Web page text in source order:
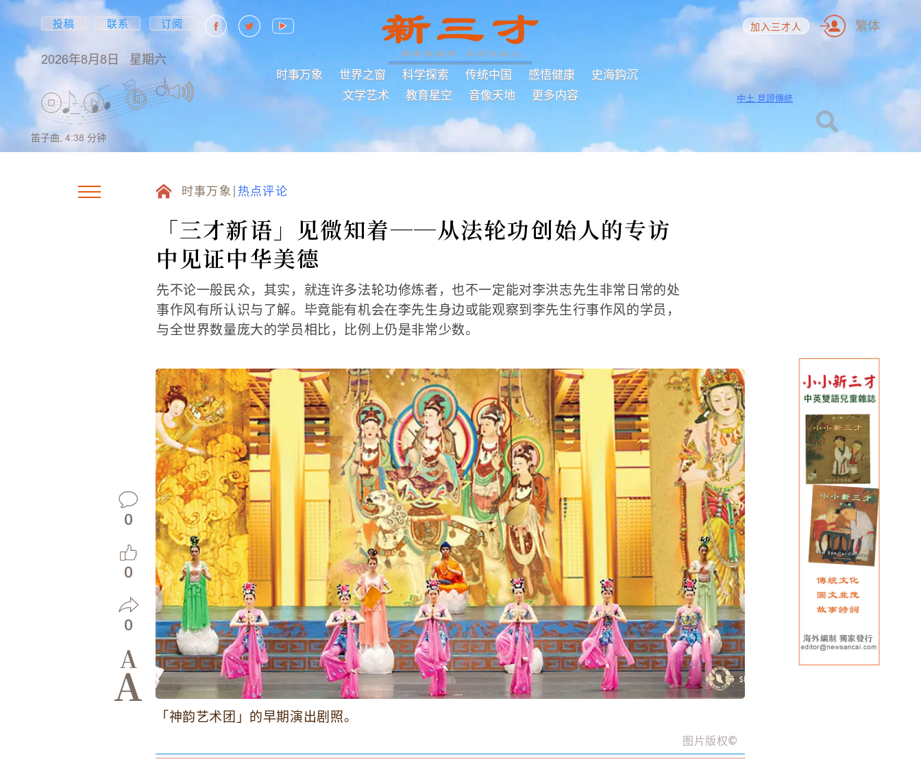
投稿 联系 订阅
2026年8月8日 星期六
时事万象 世界之窗 科学探索 传统中国 感悟健康
史海鈎沉
文学艺术
教育星空 音像天地 更多内容
加入三才人 繁体
中土 見證傳統
笛子曲, 4:38 分钟
时事万象 热点评论
「三才新语」见微知着──从法轮功创始人的专访
中见证中华美德
先不论一般民众，其实，就连许多法轮功修炼者，也不一定能对李洪志先生非常日常的处
事作风有所认识与了解。毕竟能有机会在李先生身边或能观察到李先生行事作风的学员，
与全世界数量庞大的学员相比，比例上仍是非常少数。
0
0
0
A
A
「神韵艺术团」的早期演出剧照。
图片版权©️